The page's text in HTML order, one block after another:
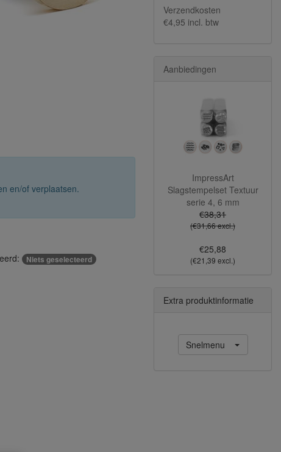
en/of verplaatsen.
Niets geselecteerd
Verzendkosten
€4,95 incl. btw
Aanbiedingen
ImpressArt
Slagstempelset Textuur
serie 4, 6 mm
€38,31
(€31,66 excl.)
€25,88
(€21,39 excl.)
Extra produktinformatie
Snelmenu